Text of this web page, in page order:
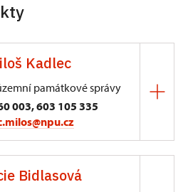
Kadlec
památkové správy
003, 603 105 335
Bidlasová